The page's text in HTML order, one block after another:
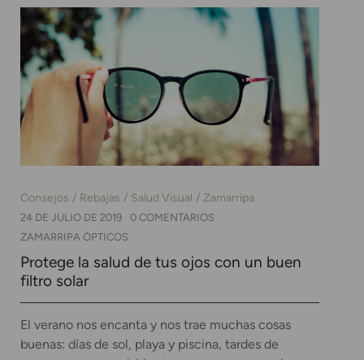
Consejos Rebajas Salud Visual Zamarripa
24 DE JULIO DE 2019
0 COMENTARIOS
ZAMARRIPA ÓPTICOS
Protege la salud de tus ojos con un buen
filtro solar
El verano nos encanta y nos trae muchas cosas
buenas: días de sol, playa y piscina, tardes de